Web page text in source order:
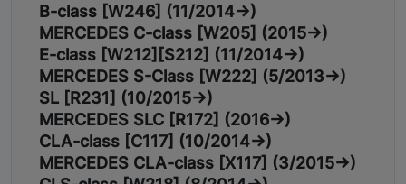
B-class [W246] (11/2014->)
MERCEDES C-class [W205] (2015->)
E-class [W212][S212] (11/2014->)
MERCEDES S-Class [W222] (5/2013->)
SL [R231] (10/2015->)
MERCEDES SLC [R172] (2016->)
CLA-class [C117] (10/2014->)
MERCEDES CLA-class [X117] (3/2015->)